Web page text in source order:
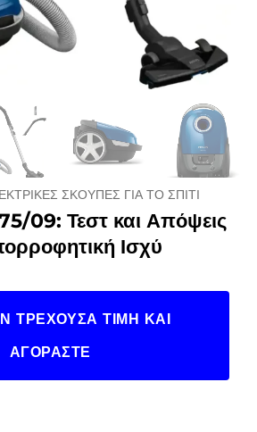
ΣΚΟΎΠΕΣ ΓΙΑ ΤΟ ΣΠΊΤΙ
09: Τεστ και Απόψεις
Ισχύ
ΤΡΈΧΟΥΣΑ ΤΙΜΉ ΚΑΙ
ΑΓΟΡΆΣΤΕ